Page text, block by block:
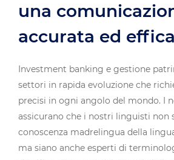
una
accurata ed
Investment banking e gestione
settori in rapida evoluzione che
precisi in ogni angolo del mondo. I
assicurano che i nostri linguisti non
conoscenza madrelingua della
ma siano anche esperti di